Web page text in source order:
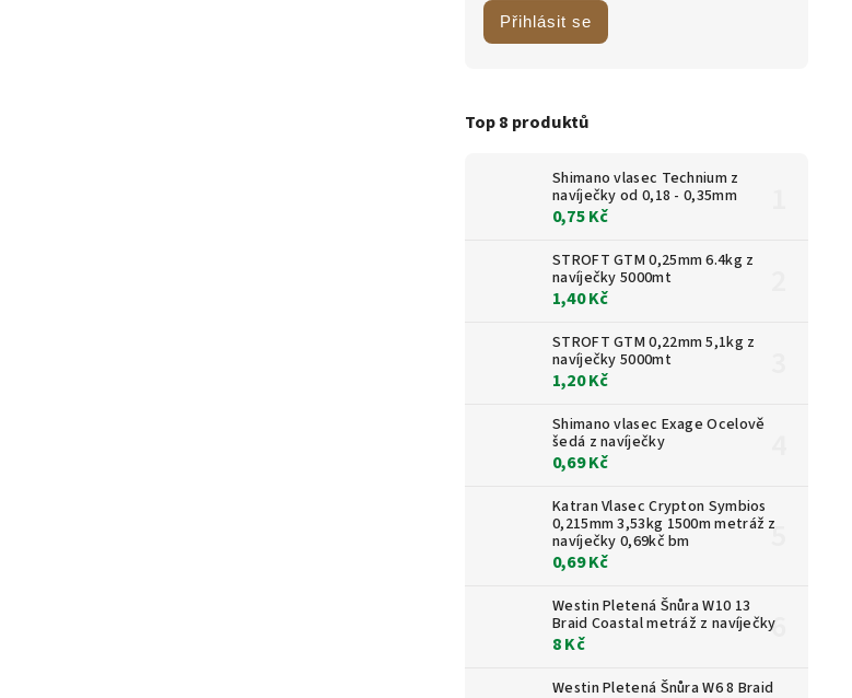
Přihlásit se
Top 8 produktů
Shimano vlasec Technium z
navíječky od 0,18 - 0,35mm
0,75 Kč
STROFT GTM 0,25mm 6.4kg z
navíječky 5000mt
1,40 Kč
STROFT GTM 0,22mm 5,1kg z
navíječky 5000mt
1,20 Kč
Shimano vlasec Exage Ocelově
šedá z navíječky
0,69 Kč
Katran Vlasec Crypton Symbios
0,215mm 3,53kg 1500m metráž z
navíječky 0,69kč bm
0,69 Kč
Westin Pletená Šnůra W10 13
Braid Coastal metráž z navíječky
8 Kč
Westin Pletená Šnůra W6 8 Braid